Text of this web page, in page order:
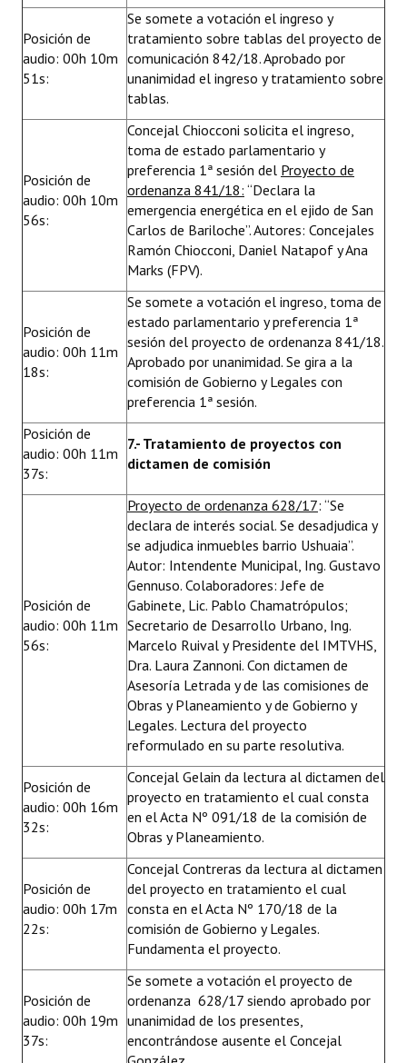
Posición de
audio: 00h 10m
51s:
Se somete a votación el ingreso y
tratamiento sobre tablas del proyecto de
comunicación 842/18. Aprobado por
unanimidad el ingreso y tratamiento sobre
tablas.
Posición de
audio: 00h 10m
56s:
Concejal Chiocconi solicita el ingreso,
toma de estado parlamentario y
preferencia 1ª sesión del Proyecto de
ordenanza 841/18: “Declara la
emergencia energética en el ejido de San
Carlos de Bariloche”. Autores: Concejales
Ramón Chiocconi, Daniel Natapof y Ana
Marks (FPV).
Posición de
audio: 00h 11m
18s:
Se somete a votación el ingreso, toma de
estado parlamentario y preferencia 1ª
sesión del proyecto de ordenanza 841/18.
Aprobado por unanimidad. Se gira a la
comisión de Gobierno y Legales con
preferencia 1ª sesión.
Posición de
audio: 00h 11m
37s:
7.- Tratamiento de proyectos con
dictamen de comisión
Posición de
audio: 00h 11m
56s:
Proyecto de ordenanza 628/17: “Se
declara de interés social. Se desadjudica y
se adjudica inmuebles barrio Ushuaia”.
Autor: Intendente Municipal, Ing. Gustavo
Gennuso. Colaboradores: Jefe de
Gabinete, Lic. Pablo Chamatrópulos;
Secretario de Desarrollo Urbano, Ing.
Marcelo Ruival y Presidente del IMTVHS,
Dra. Laura Zannoni. Con dictamen de
Asesoría Letrada y de las comisiones de
Obras y Planeamiento y de Gobierno y
Legales. Lectura del proyecto
reformulado en su parte resolutiva.
Posición de
audio: 00h 16m
32s:
Concejal Gelain da lectura al dictamen del
proyecto en tratamiento el cual consta
en el Acta Nº 091/18 de la comisión de
Obras y Planeamiento.
Posición de
audio: 00h 17m
22s:
Concejal Contreras da lectura al dictamen
del proyecto en tratamiento el cual
consta en el Acta Nº 170/18 de la
comisión de Gobierno y Legales.
Fundamenta el proyecto.
Posición de
audio: 00h 19m
37s:
Se somete a votación el proyecto de
ordenanza 628/17 siendo aprobado por
unanimidad de los presentes,
encontrándose ausente el Concejal